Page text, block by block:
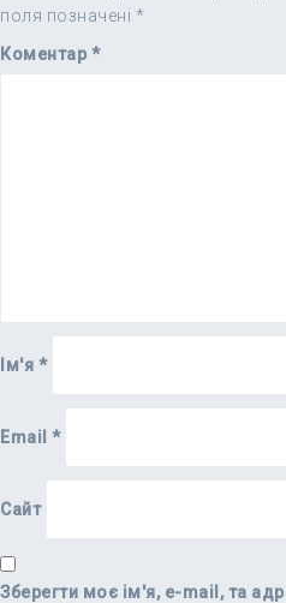
поля позначені *
Коментар *
Ім'я *
Email *
Сайт
Зберегти моє ім'я, e-mail, та